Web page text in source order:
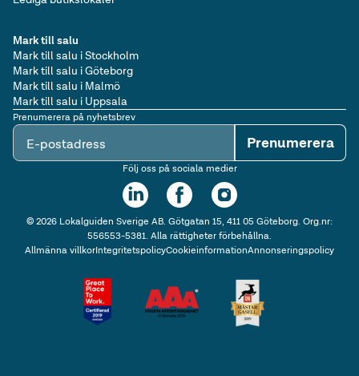
Mark till salu
Mark till salu i Stockholm
Mark till salu i Göteborg
Mark till salu i Malmö
Mark till salu i Uppsala
Prenumerera på nyhetsbrev
E-postadress Prenumerera
Följ oss på sociala medier
©2026Lokalguiden Sverige AB. Götgatan 15, 411 05 Göteborg. Org.nr:
556553-5381. Alla rättigheter förbehållna.
Allmänna villkorIntegritetspolicyCookieinformationAnnonseringspolicy